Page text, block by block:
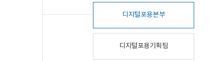
디지털포용본부
디지털포용기획팀